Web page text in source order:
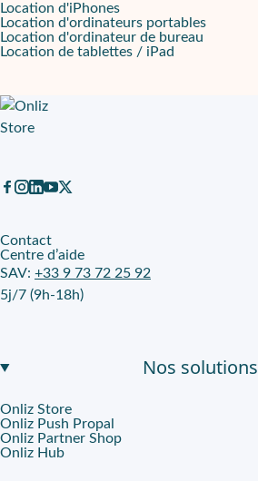
Location d'iPhones
Location d'ordinateurs portables
Location d'ordinateur de bureau
Location de tablettes / iPad
Contact
Centre d’aide
SAV: +33 9 73 72 25 92
5j/7 (9h-18h)
Nos solutions
Onliz Store
Onliz Push Propal
Onliz Partner Shop
Onliz Hub